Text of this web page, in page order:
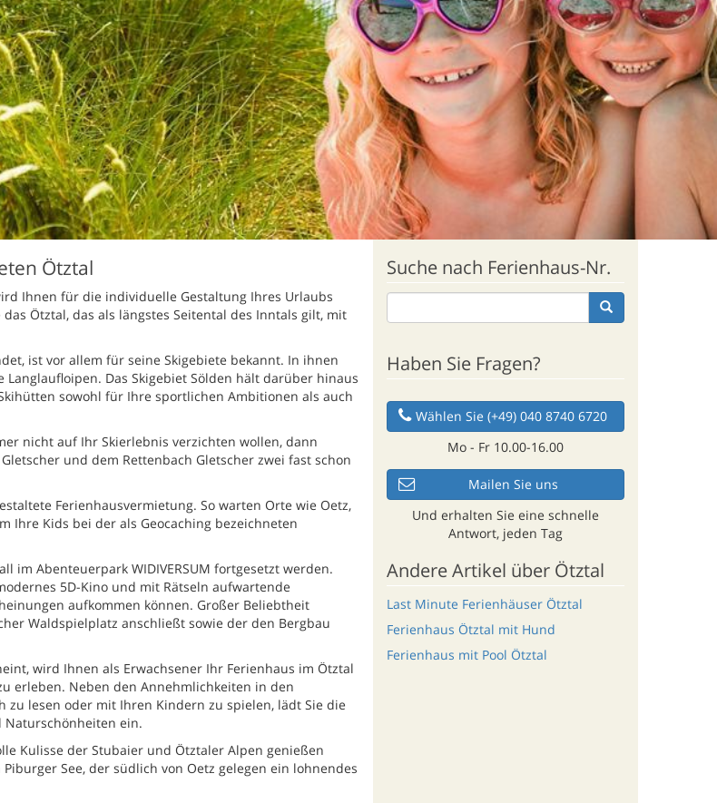
Ötztal
Ihnen für die individuelle Gestaltung Ihres Urlaubs
Ötztal, das als längstes Seitental des Inntals gilt, mit
ist vor allem für seine Skigebiete bekannt. In ihnen
Das Skigebiet Sölden hält darüber hinaus
sowohl für Ihre sportlichen Ambitionen als auch
nicht auf Ihr Skierlebnis verzichten wollen, dann
und dem Rettenbach Gletscher zwei fast schon
Ferienhausvermietung. So warten Orte wie Oetz,
Ihre Kids bei der als Geocaching bezeichneten
im Abenteuerpark WIDIVERSUM fortgesetzt werden.
5D-Kino und mit Rätseln aufwartende
aufkommen können. Großer Beliebtheit
Waldspielplatz anschließt sowie der den Bergbau
wird Ihnen als Erwachsener Ihr Ferienhaus im Ötztal
erleben. Neben den Annehmlichkeiten in den
zu lesen oder mit Ihren Kindern zu spielen, lädt Sie die
Naturschönheiten ein.
Kulisse der Stubaier und Ötztaler Alpen genießen
See, der südlich von Oetz gelegen ein lohnendes
Suche nach Ferienhaus-Nr.
Haben Sie Fragen?
Wählen Sie (+49) 040 8740 6720
Mo - Fr 10.00-16.00
Mailen Sie uns
Und erhalten Sie eine schnelle
Antwort, jeden Tag
Andere Artikel über Ötztal
Last Minute Ferienhäuser Ötztal
Ferienhaus Ötztal mit Hund
Ferienhaus mit Pool Ötztal